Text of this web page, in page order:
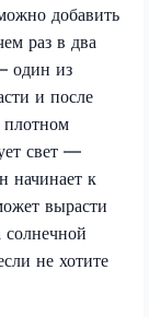
добавить
раз в два
один из
и после
плотном
свет —
начинает к
вырасти
солнечной
не хотите